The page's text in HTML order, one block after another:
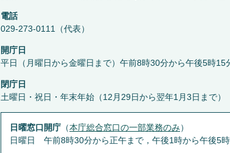
電話
029-273-0111（代表）
開庁日
平日（月曜日から金曜日まで）午前8時30分から午後5時15
閉庁日
土曜日・祝日・年末年始（12月29日から翌年1月3日まで）
日曜窓口開庁 （本庁総合窓口の一部業務のみ）
日曜日 午前8時30分から正午まで，午後1時から午後5